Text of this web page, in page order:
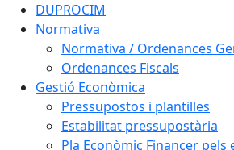
DUPROCIM
Normativa
Normativa / Ordenances
Ordenances Fiscals
Gestió Econòmica
Pressupostos i plantilles
Estabilitat pressupostària
Pla Econòmic Financer pels